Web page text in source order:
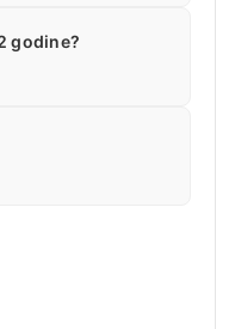
godine?